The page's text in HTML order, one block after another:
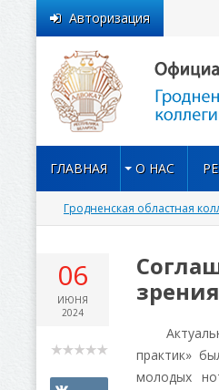
Авторизация
ГЛАВНАЯ О НАС
Гродненская областная
06
ИЮНЯ
2024
практик»
молодых